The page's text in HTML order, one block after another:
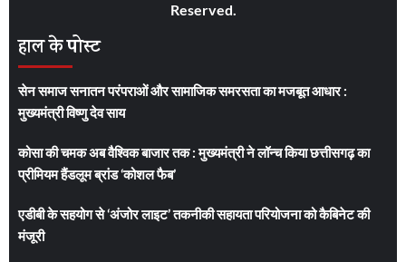
Reserved.
हाल के पोस्ट
सेन समाज सनातन परंपराओं और सामाजिक समरसता का मजबूत आधार :
मुख्यमंत्री विष्णु देव साय
कोसा की चमक अब वैश्विक बाजार तक : मुख्यमंत्री ने लॉन्च किया छत्तीसगढ़ का
प्रीमियम हैंडलूम ब्रांड ‘कोशल फैब’
एडीबी के सहयोग से ‘अंजोर लाइट’ तकनीकी सहायता परियोजना को कैबिनेट की
मंजूरी